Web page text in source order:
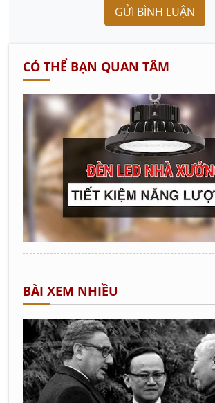
GỬI BÌNH LUẬN
CÓ THỂ BẠN QUAN TÂM
BÀI XEM NHIỀU